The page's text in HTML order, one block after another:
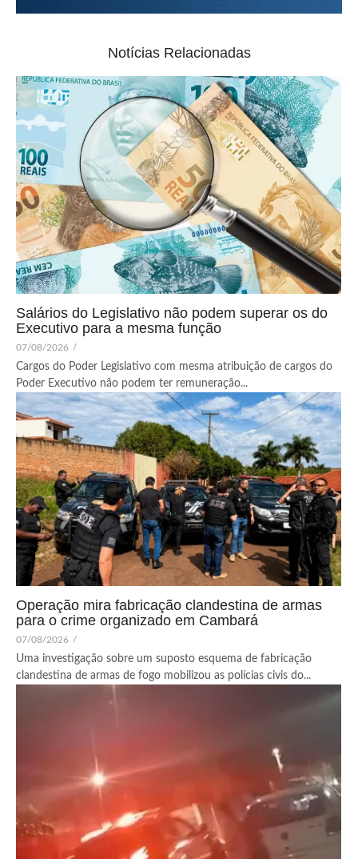
Notícias Relacionadas
Salários do Legislativo não podem superar os do
Executivo para a mesma função
07/08/2026 /
Cargos do Poder Legislativo com mesma atribuição de cargos do
Poder Executivo não podem ter remuneração...
Operação mira fabricação clandestina de armas
para o crime organizado em Cambará
07/08/2026 /
Uma investigação sobre um suposto esquema de fabricação
clandestina de armas de fogo mobilizou as polícias civis do...